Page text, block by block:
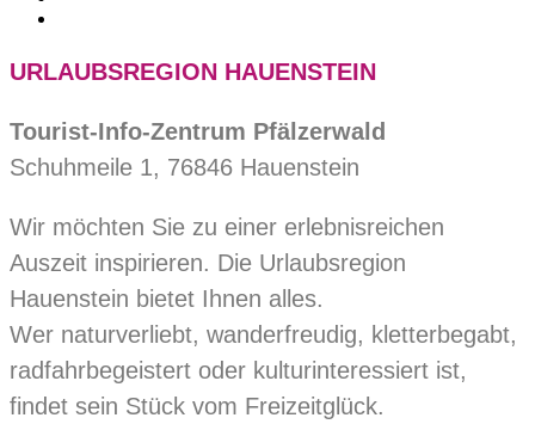
URLAUBSREGION HAUENSTEIN
Tourist-Info-Zentrum Pfälzerwald
Schuhmeile 1, 76846 Hauenstein
Wir möchten Sie zu einer erlebnisreichen
Auszeit inspirieren. Die Urlaubsregion
Hauenstein bietet Ihnen alles.
Wer naturverliebt, wanderfreudig, kletterbegabt,
radfahrbegeistert oder kulturinteressiert ist,
findet sein Stück vom Freizeitglück.